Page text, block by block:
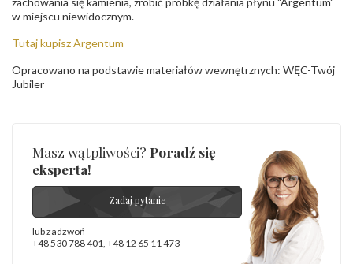
w miejscu niewidocznym.
Tutaj kupisz Argentum
Opracowano na podstawie materiałów wewnętrznych: WĘC-Twój
Jubiler
Masz wątpliwości? Poradź się
eksperta!
Zadaj pytanie
lub zadzwoń
+48 530 788 401, +48 12 65 11 473